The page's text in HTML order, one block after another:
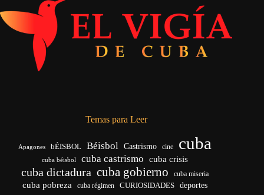
Temas para Leer
Apagones bÉISBOL Béisbol Castrismo cine cuba
cuba béisbol cuba castrismo cuba crisis
cuba dictadura cuba gobierno cuba miseria
cuba pobreza cuba régimen CURIOSIDADES
deportes